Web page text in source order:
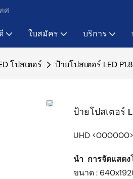
ศ
ใบสมัคร บริการ
โปสเตอร์ ป้ายโปสเตอร์ LED
ป้ายโปสเตอร์
UHD
นำ การจัดแสดง
ขนาด :